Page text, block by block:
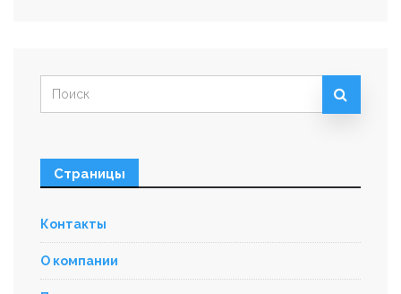
Страницы
Контакты
О компании